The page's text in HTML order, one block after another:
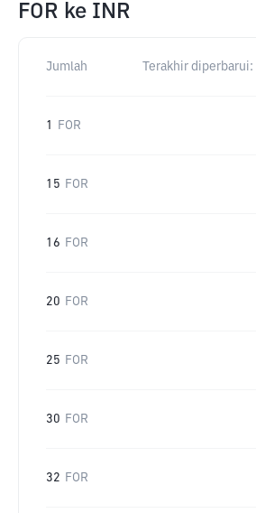
FOR ke INR
Jumlah Terakhir diperbarui:
1 FOR
15 FOR
16 FOR
20 FOR
25 FOR
30 FOR
32 FOR